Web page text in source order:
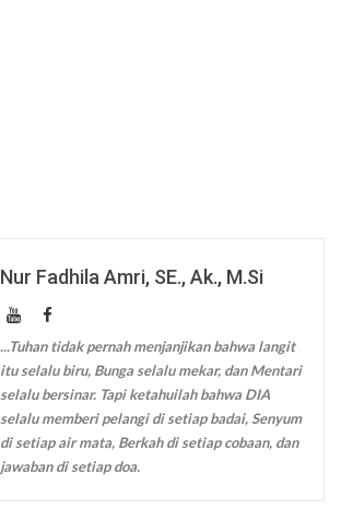
Nur Fadhila Amri, SE., Ak., M.Si
...Tuhan tidak pernah menjanjikan bahwa langit
itu selalu biru, Bunga selalu mekar, dan Mentari
selalu bersinar. Tapi ketahuilah bahwa DIA
selalu memberi pelangi di setiap badai, Senyum
di setiap air mata, Berkah di setiap cobaan, dan
jawaban di setiap doa.